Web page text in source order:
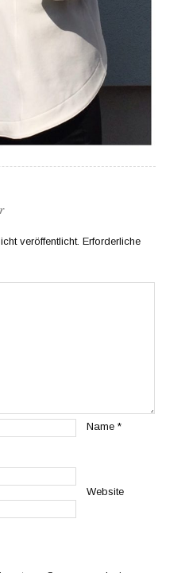
veröffentlicht. Erforderliche
Name*
Website